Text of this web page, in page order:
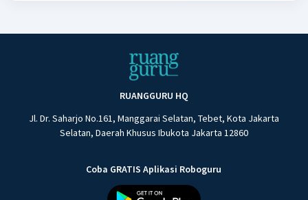
RUANGGURU HQ
Jl. Dr. Saharjo No.161, Manggarai Selatan, Tebet, Kota Jakarta
Selatan, Daerah Khusus Ibukota Jakarta 12860
Coba GRATIS Aplikasi Roboguru